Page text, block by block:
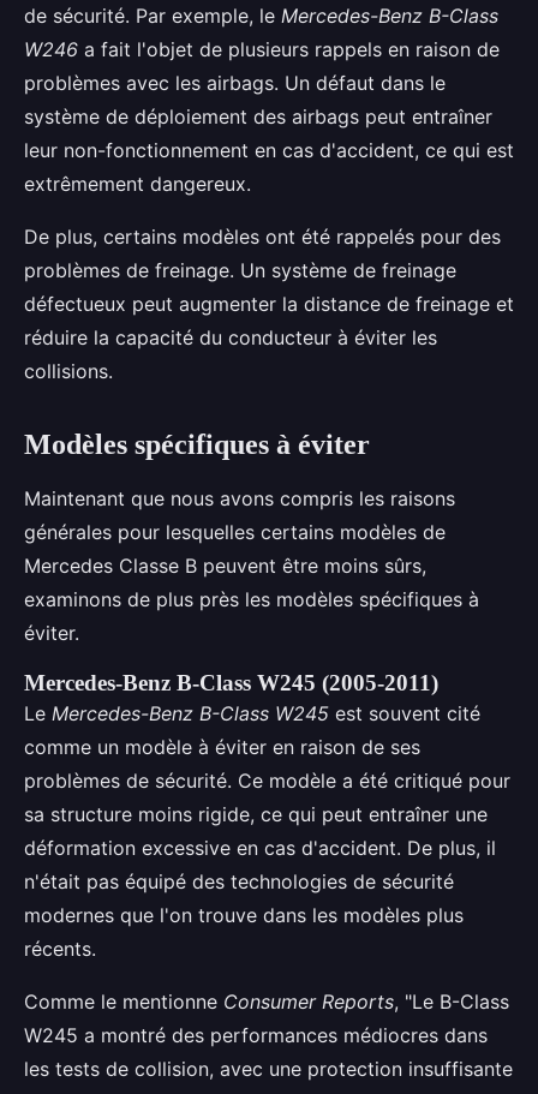
de sécurité. Par exemple, le Mercedes-Benz B-Class
W246 a fait l'objet de plusieurs rappels en raison de
problèmes avec les airbags. Un défaut dans le
système de déploiement des airbags peut entraîner
leur non-fonctionnement en cas d'accident, ce qui est
extrêmement dangereux.
De plus, certains modèles ont été rappelés pour des
problèmes de freinage. Un système de freinage
défectueux peut augmenter la distance de freinage et
réduire la capacité du conducteur à éviter les
collisions.
Modèles spécifiques à éviter
Maintenant que nous avons compris les raisons
générales pour lesquelles certains modèles de
Mercedes Classe B peuvent être moins sûrs,
examinons de plus près les modèles spécifiques à
éviter.
Mercedes-Benz B-Class W245 (2005-2011)
Le Mercedes-Benz B-Class W245 est souvent cité
comme un modèle à éviter en raison de ses
problèmes de sécurité. Ce modèle a été critiqué pour
sa structure moins rigide, ce qui peut entraîner une
déformation excessive en cas d'accident. De plus, il
n'était pas équipé des technologies de sécurité
modernes que l'on trouve dans les modèles plus
récents.
Comme le mentionne Consumer Reports, "Le B-Class
W245 a montré des performances médiocres dans
les tests de collision, avec une protection insuffisante